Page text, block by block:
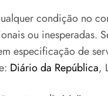
condição no
ou inesperadas.
especificação de
Diário da República,